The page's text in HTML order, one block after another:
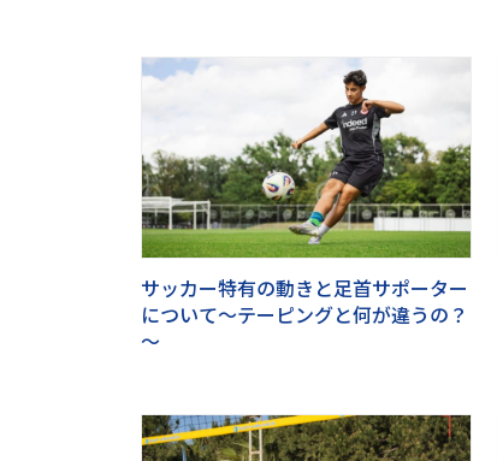
サッカー特有の動きと足首サポーター
について～テーピングと何が違うの？
～